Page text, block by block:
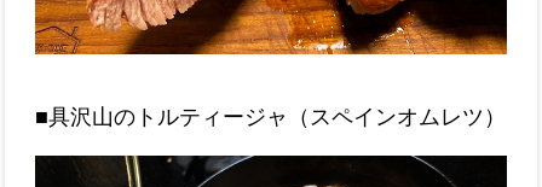
■具沢山のトルティージャ（スペインオムレツ）